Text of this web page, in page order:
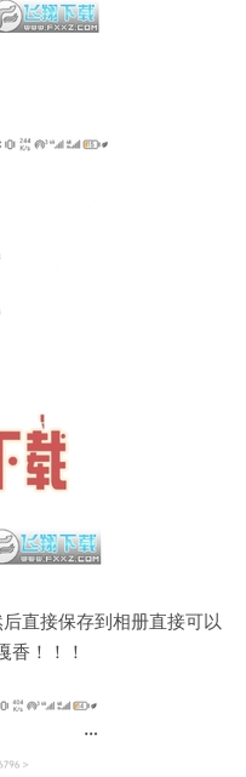
直接保存到相册直接可以
香！！！